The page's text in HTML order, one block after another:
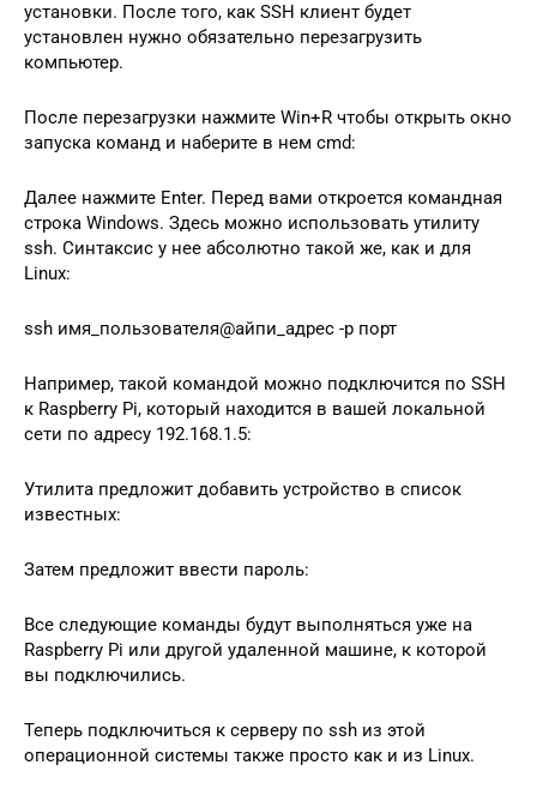
установки. После того, как SSH клиент будет
установлен нужно обязательно перезагрузить
компьютер.
После перезагрузки нажмите Win+R чтобы открыть окно
запуска команд и наберите в нем cmd:
Далее нажмите Enter. Перед вами откроется командная
строка Windows. Здесь можно использовать утилиту
ssh. Синтаксис у нее абсолютно такой же, как и для
Linux:
ssh имя_пользователя@айпи_адрес -p порт
Например, такой командой можно подключится по SSH
к Raspberry Pi, который находится в вашей локальной
сети по адресу 192.168.1.5:
Утилита предложит добавить устройство в список
известных:
Затем предложит ввести пароль:
Все следующие команды будут выполняться уже на
Raspberry Pi или другой удаленной машине, к которой
вы подключились.
Теперь подключиться к серверу по ssh из этой
операционной системы также просто как и из Linux.